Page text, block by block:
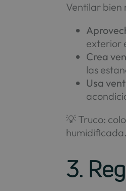
Ventilar bien
exterior
Crea
las
Usa
💡 Truco:
humidificada.
3.